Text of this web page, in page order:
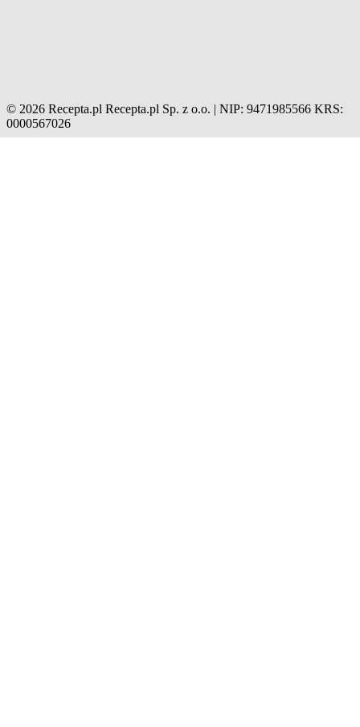
© 2026 Recepta.pl Recepta.pl Sp. z o.o. | NIP: 9471985566 KRS:
0000567026